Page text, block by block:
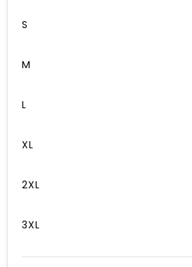
S
M
L
XL
2XL
3XL